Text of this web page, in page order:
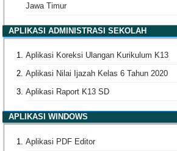
Jawa Timur
APLIKASI ADMINISTRASI SEKOLAH
Aplikasi Koreksi Ulangan Kurikulum K13
Aplikasi Nilai Ijazah Kelas 6 Tahun 2020
Aplikasi Raport K13 SD
APLIKASI WINDOWS
Aplikasi PDF Editor